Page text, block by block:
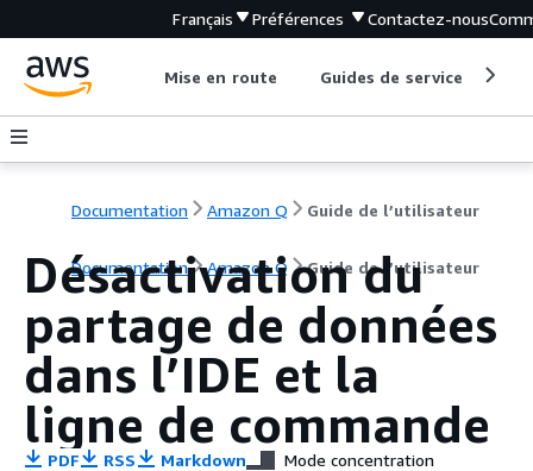
Français Préférences Contactez-nous
Mise en route Guides de service
Documentation Amazon Q Guide de l’utilisateur
Documentation Amazon Q Guide de l’utilisateur
Désactivation du
partage de données
dans l’IDE et la
ligne de commande
PDF RSS Markdown Mode concentration